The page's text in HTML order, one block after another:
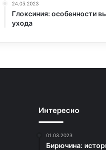
24.05.2023
Глоксиния: особенности
ухода
Интересно
01.03.2023
Бирючина: